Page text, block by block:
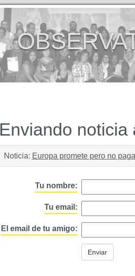
Enviando noticia
Noticia: Europa promete pero no paga
Tu nombre:
Tu email:
El email de tu amigo: